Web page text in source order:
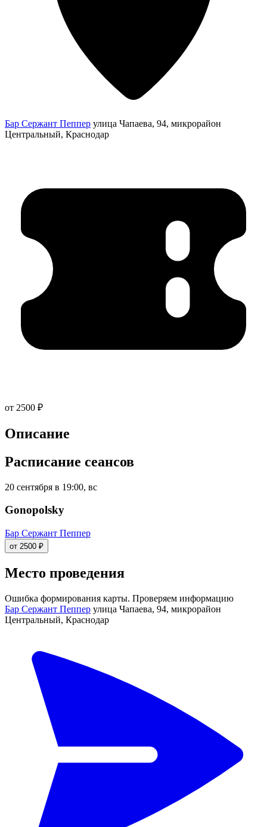
Бар Сержант Пеппер улица Чапаева, 94, микрорайон
Центральный, Краснодар
от 2500 ₽
Описание
Расписание сеансов
20 сентября в 19:00, вс
Gonopolsky
Бар Сержант Пеппер
от 2500 ₽
Место проведения
Ошибка формирования карты. Проверяем информацию
Бар Сержант Пеппер улица Чапаева, 94, микрорайон
Центральный, Краснодар